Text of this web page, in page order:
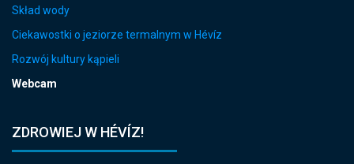
Skład wody
Ciekawostki o jeziorze termalnym w Hévíz
Rozwój kultury kąpieli
Webcam
ZDROWIEJ W HÉVÍZ!